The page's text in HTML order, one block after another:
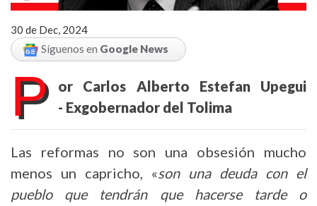
30 de Dec, 2024
Síguenos en Google News
P
or Carlos Alberto Estefan Upegui
- Exgobernador del Tolima
Las reformas no son una obsesión mucho
menos un capricho, «son una deuda con el
pueblo que tendrán que hacerse tarde o